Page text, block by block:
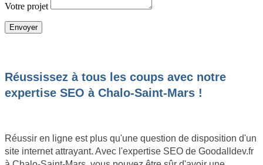
Votre projet
Réussissez à tous les coups avec notre
expertise SEO à Chalo-Saint-Mars !
Réussir en ligne est plus qu'une question de disposition d'un
site internet attrayant. Avec l'expertise SEO de Goodalldev.fr